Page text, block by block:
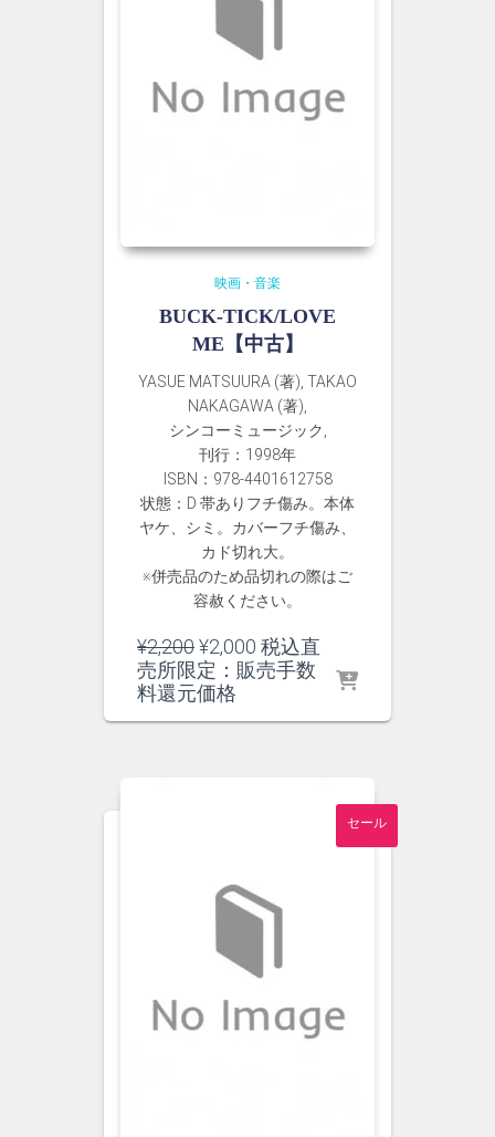
映画・音楽
BUCK-TICK/LOVE
ME【中古】
YASUE MATSUURA (著), TAKAO
NAKAGAWA (著),
シンコーミュージック,
刊行：1998年
ISBN：978-4401612758
状態：D 帯ありフチ傷み。本体
ヤケ、シミ。カバーフチ傷み、
カド切れ大。
※併売品のため品切れの際はご
容赦ください。
¥2,200元
の
価
¥2,000 現
在
税込直
売所限定：販売手数
料還元価格
セール